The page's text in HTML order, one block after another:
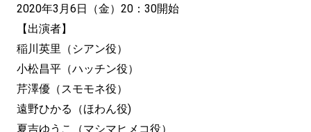
2020年3月6日（金）20：30開始
【出演者】
稲川英里（シアン役）
小松昌平（ハッチン役）
芹澤優（スモモネ役）
遠野ひかる（ほわん役)
夏吉ゆうこ（マシマヒメコ役）